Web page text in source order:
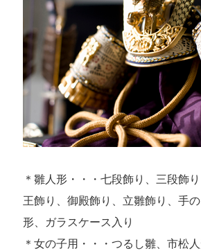
＊雛人形・・・七段飾り、三段飾
王飾り、御殿飾り、立雛飾り、手
形、ガラスケース入り
＊女の子用・・・つるし雛、市松